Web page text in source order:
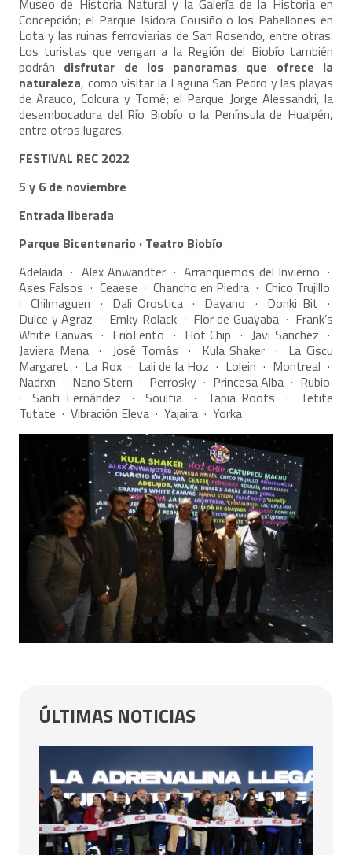
Concepción; el Parque Isidora Cousiño o los Pabellones en
Lota y las ruinas ferroviarias de San Rosendo, entre otras.
Los turistas que vengan a la Región del Biobío también
podrán disfrutar de los panoramas que ofrece la
naturaleza, como visitar la Laguna San Pedro y las playas
de Arauco, Colcura y Tomé; el Parque Jorge Alessandri, la
desembocadura del Río Biobío o la Península de Hualpén,
entre otros lugares.
FESTIVAL REC 2022
5 y 6 de noviembre
Entrada liberada
Parque Bicentenario · Teatro Biobío
Adelaida · Alex Anwandter · Arranquemos del Invierno ·
Ases Falsos · Ceaese · Chancho en Piedra · Chico Trujillo
· Chilmaguen · Dali Orostica · Dayano · Donki Bit ·
Dulce y Agraz · Emky Rolack · Flor de Guayaba · Frank’s
White Canvas · FrioLento · Hot Chip · Javi Sanchez ·
Javiera Mena · José Tomás · Kula Shaker · La Ciscu
Margaret · La Rox · Lali de la Hoz · Lolein · Montreal ·
Nadrxn · Nano Stern · Perrosky · Princesa Alba · Rubio
· Santi Fernández · Soulfia · Tapia Roots · Tetite
Tutate · Vibración Eleva · Yajaira · Yorka
ÚLTIMAS NOTICIAS